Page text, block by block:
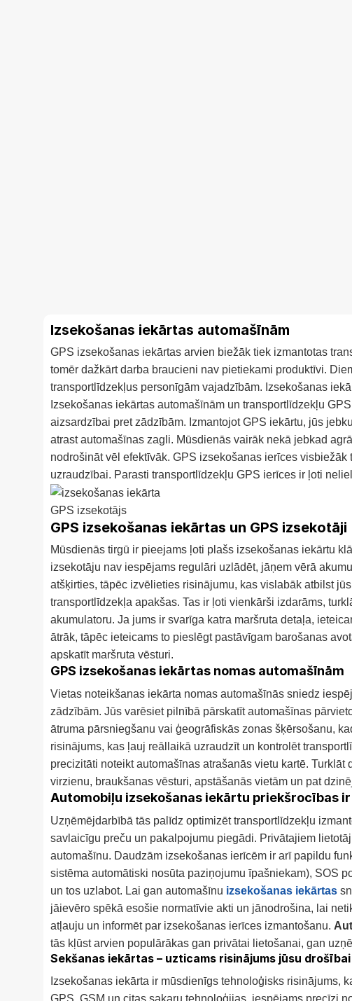
Izsekošanas iekārtas automašīnām
GPS izsekošanas iekārtas arvien biežāk tiek izmantotas
tomēr dažkārt darba braucieni nav pietiekami produktīvi.
transportlīdzekļus personīgām vajadzībām. Izsekošanas
Izsekošanas iekārtas automašīnām un transportlīdzekļu
aizsardzībai pret zādzībām. Izmantojot GPS iekārtu, jūs
atrast automašīnas zagli. Mūsdienās vairāk nekā jebkad
nodrošināt vēl efektīvāk. GPS izsekošanas ierīces
uzraudzībai. Parasti transportlīdzekļu GPS ierīces ir ļoti
GPS izsekotājs
GPS izsekošanas iekārtas un GPS izsekotāji
Mūsdienās tirgū ir pieejams ļoti plašs izsekošanas iekārtu
izsekotāju nav iespējams regulāri uzlādēt, jāņem vērā
atšķirties, tāpēc izvēlieties risinājumu, kas vislabāk atbilst
transportlīdzekļa apakšas. Tas ir ļoti vienkārši izdarāms,
akumulatoru. Ja jums ir svarīga katra maršruta detaļa,
ātrāk, tāpēc ieteicams to pieslēgt pastāvīgam barošanas
apskatīt maršruta vēsturi.
GPS izsekošanas iekārtas nomas automašīnām
Vietas noteikšanas iekārta nomas automašīnās sniedz
zādzībām. Jūs varēsiet pilnībā pārskatīt automašīnas
ātruma pārsniegšanu vai ģeogrāfiskās zonas šķērsošanu,
risinājums, kas ļauj reāllaikā uzraudzīt un kontrolēt
precizitāti noteikt automašīnas atrašanās vietu kartē.
virzienu, braukšanas vēsturi, apstāšanās vietām un pat
Automobiļu izsekošanas iekārtu priekšrocības
Uzņēmējdarbībā tās palīdz optimizēt transportlīdzekļu
savlaicīgu preču un pakalpojumu piegādi. Privātajiem
automašīnu. Daudzām izsekošanas ierīcēm ir arī papildu
sistēma automātiski nosūta paziņojumu īpašniekam), SOS
un tos uzlabot. Lai gan automašīnu izsekošanas iekārtas
jāievēro spēkā esošie normatīvie akti un jānodrošina, lai
atļauju un informēt par izsekošanas ierīces izmantošanu.
tās kļūst arvien populārākas gan privātai lietošanai, gan
Sekšanas iekārtas – uzticams risinājums jūsu
Izsekošanas iekārta ir mūsdienīgs tehnoloģisks risinājums,
GPS, GSM un citas sakaru tehnoloģijas, iespējams precīzi